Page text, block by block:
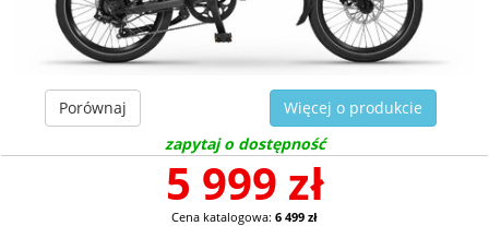
Porównaj
Więcej o produkcie
zapytaj o dostępność
5 999 zł
Cena katalogowa: 6 499 zł